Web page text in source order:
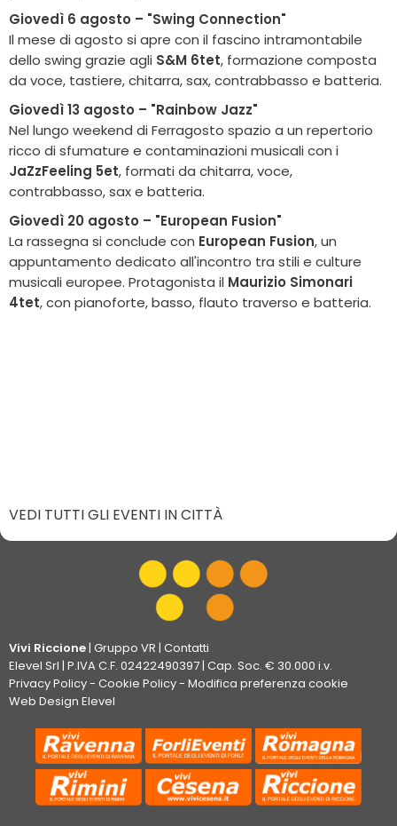
Giovedì 6 agosto – "Swing Connection"
Il mese di agosto si apre con il fascino intramontabile
dello swing grazie agli S&M 6tet, formazione composta
da voce, tastiere, chitarra, sax, contrabbasso e batteria.
Giovedì 13 agosto – "Rainbow Jazz"
Nel lungo weekend di Ferragosto spazio a un repertorio
ricco di sfumature e contaminazioni musicali con i
JaZzFeeling 5et, formati da chitarra, voce,
contrabbasso, sax e batteria.
Giovedì 20 agosto – "European Fusion"
La rassegna si conclude con European Fusion, un
appuntamento dedicato all'incontro tra stili e culture
musicali europee. Protagonista il Maurizio Simonari
4tet, con pianoforte, basso, flauto traverso e batteria.
VEDI TUTTI GLI EVENTI IN CITTÀ
Vivi Riccione| Gruppo VR | Contatti
Elevel Srl | P.IVA C.F. 02422490397 | Cap. Soc. € 30.000 i.v.
Privacy Policy- Cookie Policy- Modifica preferenza cookie
Web Design Elevel